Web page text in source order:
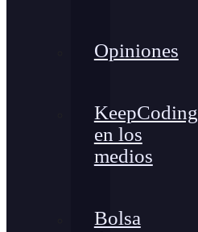
Opiniones
KeepCoding
en los
medios
Bolsa